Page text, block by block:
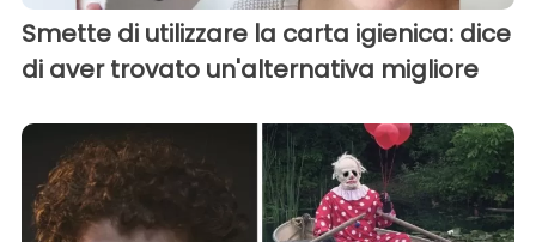
Smette di utilizzare la carta igienica: dice
di aver trovato un'alternativa migliore